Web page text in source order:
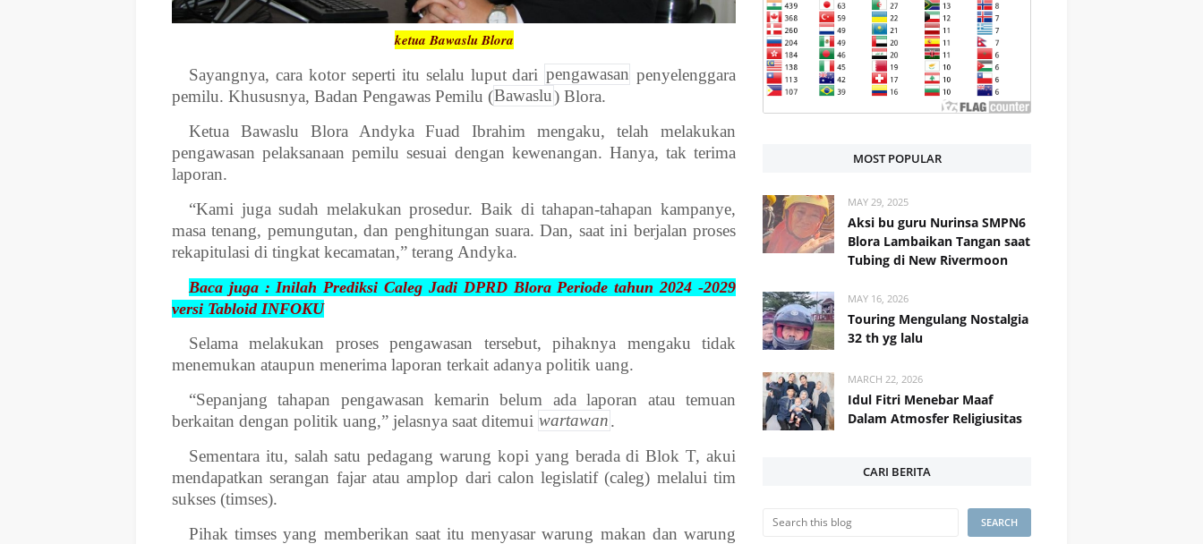
ketua Bawaslu Blora
Sayangnya, cara kotor seperti itu selalu luput dari pengawasan penyelenggara
pemilu. Khususnya, Badan Pengawas Pemilu (Bawaslu) Blora.
Ketua Bawaslu Blora Andyka Fuad Ibrahim mengaku, telah melakukan
pengawasan pelaksanaan pemilu sesuai dengan kewenangan. Hanya, tak terima
laporan.
“Kami juga sudah melakukan prosedur. Baik di tahapan-tahapan kampanye,
masa tenang, pemungutan, dan penghitungan suara. Dan, saat ini berjalan proses
rekapitulasi di tingkat kecamatan,” terang Andyka.
Baca juga : Inilah Prediksi Caleg Jadi DPRD Blora Periode tahun 2024 -2029
versi Tabloid INFOKU
Selama melakukan proses pengawasan tersebut, pihaknya mengaku tidak
menemukan ataupun menerima laporan terkait adanya politik uang.
“Sepanjang tahapan pengawasan kemarin belum ada laporan atau temuan
berkaitan dengan politik uang,” jelasnya saat ditemui wartawan.
Sementara itu, salah satu pedagang warung kopi yang berada di Blok T, akui
mendapatkan serangan fajar atau amplop dari calon legislatif (caleg) melalui tim
sukses (timses).
Pihak timses yang memberikan saat itu menyasar warung makan dan warung
MOST POPULAR
MAY 29, 2025
Aksi bu guru Nurinsa SMPN6
Blora Lambaikan Tangan saat
Tubing di New Rivermoon
MAY 16, 2026
Touring Mengulang Nostalgia
32 th yg lalu
MARCH 22, 2026
Idul Fitri Menebar Maaf
Dalam Atmosfer Religiusitas
CARI BERITA